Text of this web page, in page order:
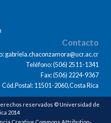
Contacto
gabriela.chaconzamora@ucr.ac.cr
Teléfono: (506) 2511-1341
Fax: (506) 2224-9367
Cód.Postal: 11501-2060,Costa Rica
reservados © Universidad de
2014